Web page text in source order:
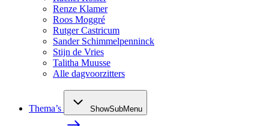
Renze Klamer
Roos Moggré
Rutger Castricum
Sander Schimmelpenninck
Stijn de Vries
Talitha Muusse
Alle dagvoorzitters
Thema’s ShowSubMenu